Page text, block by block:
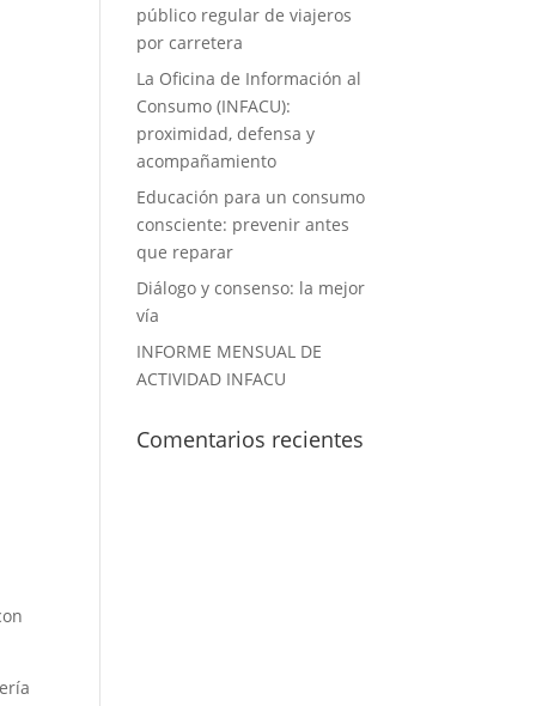
público regular de viajeros
por carretera
La Oficina de Información al
Consumo (INFACU):
proximidad, defensa y
acompañamiento
Educación para un consumo
consciente: prevenir antes
que reparar
Diálogo y consenso: la mejor
vía
INFORME MENSUAL DE
ACTIVIDAD INFACU
Comentarios recientes